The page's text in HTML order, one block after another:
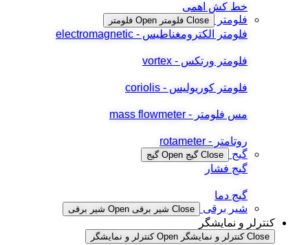
خط کش اهمی
فلومتر
Close فلومتر Open فلومتر
فلومتر الکترومغناطیس - electromagnetic
فلومتر ورتکس - vortex
فلومتر کوریولیس - coriolis
مس فلومتر - mass flowmeter
روتامتر - rotameter
گیج
Close گیج Open گیج
گیج فشار
گیج دما
شیر برقی
Close شیر برقی Open شیر برقی
کنترلر و نمایشگر
Close کنترلر و نمایشگر Open کنترلر و نمایشگر